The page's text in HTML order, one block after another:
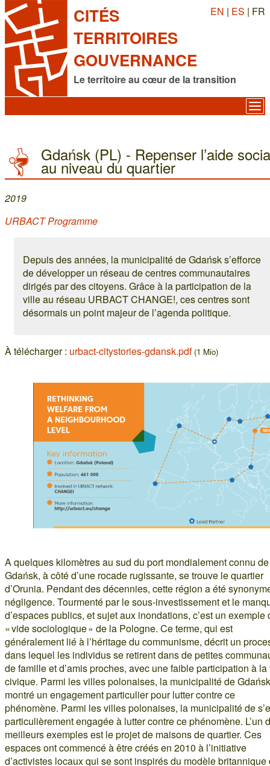
CITÉS
TERRITOIRES
GOUVERNANCE
Le territoire au cœur de la transition
EN | ES | FR
Gdańsk (PL) - Repenser l’aide
au niveau du quartier
2019
URBACT Programme
Depuis des années, la municipalité de Gdańsk s’efforce
de développer un réseau de centres communautaires
dirigés par des citoyens. Grâce à la participation de la
ville au réseau URBACT CHANGE!, ces centres sont
désormais un point majeur de l’agenda politique.
À télécharger : urbact-citystories-gdansk.pdf (1 Mio)
A quelques kilomètres au sud du port mondialement connu de
Gdańsk, à côté d’une rocade rugissante, se trouve le quartier
d’Orunia. Pendant des décennies, cette région a été
négligence. Tourmenté par le sous-investissement et le
d’espaces publics, et sujet aux inondations, c’est un exemple
« vide sociologique » de la Pologne. Ce terme, qui est
généralement lié à l’héritage du communisme, décrit un
dans lequel les individus se retirent dans de petites
de famille et d’amis proches, avec une faible participation à la
civique. Parmi les villes polonaises, la municipalité de
montré un engagement particulier pour lutter contre ce
phénomène. Parmi les villes polonaises, la municipalité de
particulièrement engagée à lutter contre ce phénomène. L’un
meilleurs exemples est le projet de maisons de quartier. Ces
espaces ont commencé à être créés en 2010 à l’initiative
d’activistes locaux qui se sont inspirés du modèle britannique